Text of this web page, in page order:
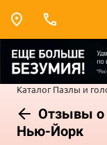
Каталог Пазлы и
Отзывы о
Нью-Йорк